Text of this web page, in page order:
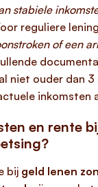
stabiele
reguliere
of een
niet ouder dan 3
inkomsten
en rente
bij geld lenen